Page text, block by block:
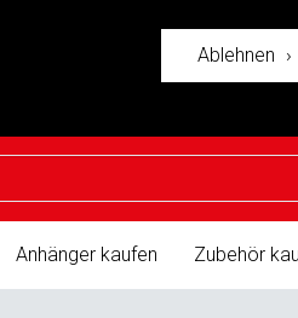
Ablehnen
Anhänger kaufen Zubehör